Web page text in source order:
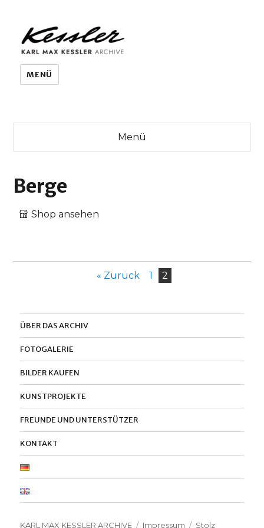
KARL MAX KESSLER ARCHIVE
MENÜ
Menü
Berge
Shop ansehen
« Zurück 1 2
ÜBER DAS ARCHIV
FOTOGALERIE
BILDER KAUFEN
KUNSTPROJEKTE
FREUNDE UND UNTERSTÜTZER
KONTAKT
KARL MAX KESSLER ARCHIVE Impressum Stolz